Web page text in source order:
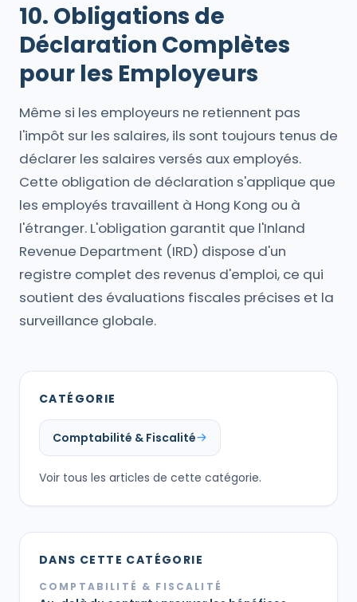
10. Obligations de
Déclaration Complètes
pour les Employeurs
Même si les employeurs ne retiennent pas
l'impôt sur les salaires, ils sont toujours tenus de
déclarer les salaires versés aux employés.
Cette obligation de déclaration s'applique que
les employés travaillent à Hong Kong ou à
l'étranger. L'obligation garantit que l'Inland
Revenue Department (IRD) dispose d'un
registre complet des revenus d'emploi, ce qui
soutient des évaluations fiscales précises et la
surveillance globale.
CATÉGORIE
Comptabilité & Fiscalité
Voir tous les articles de cette catégorie.
DANS CETTE CATÉGORIE
COMPTABILITÉ & FISCALITÉ